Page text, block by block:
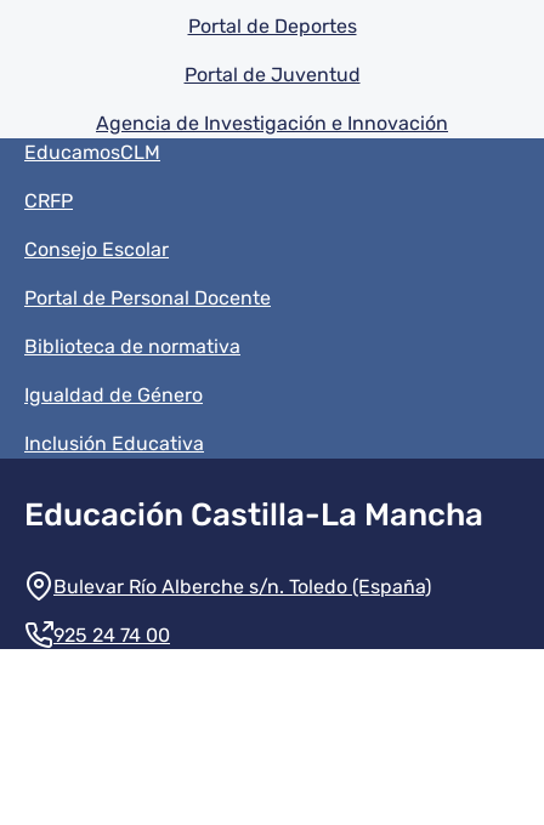
Portal de Deportes
Portal de Juventud
Agencia de Investigación e Innovación
Menú del pie
EducamosCLM
CRFP
Consejo Escolar
Portal de Personal Docente
Biblioteca de normativa
Igualdad de Género
Inclusión Educativa
Educación Castilla-La Mancha
Información de la institución
Bulevar Río Alberche s/n. Toledo (España)
925 24 74 00